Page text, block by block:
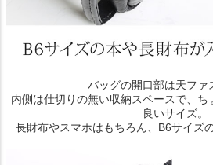
バッグの開口部は天ファ
内側は仕切りの無い収納スペースで、
良いサイズ。
長財布やスマホはもちろん、B6サイズ